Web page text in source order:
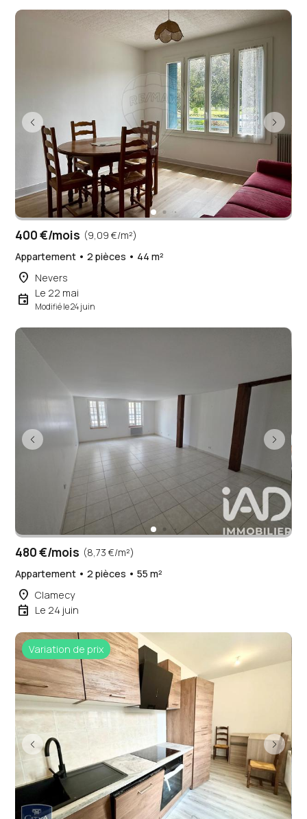
400 €/mois (9,09 €/m²)
Appartement • 2 pièces • 44 m²
place Nevers
event Le 22 mai
Modifié le 24 juin
480 €/mois (8,73 €/m²)
Appartement • 2 pièces • 55 m²
place Clamecy
event Le 24 juin
Variation de prix